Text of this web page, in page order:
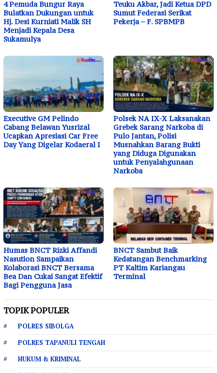
4 Pemuda Bungur Raya
Bulatkan Dukungan untuk
Hj. Desi Kurniati Malik SH
Menjadi Kepala Desa
Sukamulya
Teuku Akbar, Jadi Ketua DPD
Sumut Federasi Serikat
Pekerja – F. SPBMPB
Executive GM Pelindo
Cabang Belawan Yusrizal
Ucapkan Apresiasi Car Free
Day Yang Digelar Kodaeral I
Polsek NA IX-X Laksanakan
Grebek Sarang Narkoba di
Pulo Jantan, Polisi
Musnahkan Barang Bukti
yang Diduga Digunakan
untuk Penyalahgunaan
Narkoba
Humas BNCT Rizki Affandi
Nasution Sampaikan
Kolaborasi BNCT Bersama
Bea Dan Cukai Sangat Efektif
Bagi Pengguna Jasa
BNCT Sambut Baik
Kedatangan Benchmarking
PT Kaltim Kariangau
Terminal
TOPIK POPULER
POLRES SIBOLGA
POLRES TAPANULI TENGAH
HUKUM & KRIMINAL